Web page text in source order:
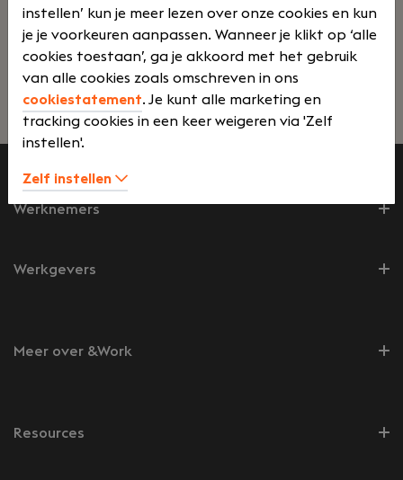
Lees verder>
Werknemers
Werkgevers
Meer over &Work
Resources
instellen’ kun je meer lezen over onze cookies en kun
je je voorkeuren aanpassen. Wanneer je klikt op ‘alle
cookies toestaan’, ga je akkoord met het gebruik
van alle cookies zoals omschreven in ons
cookiestatement. Je kunt alle marketing en
tracking cookies in een keer weigeren via 'Zelf
instellen'.
Zelf instellen